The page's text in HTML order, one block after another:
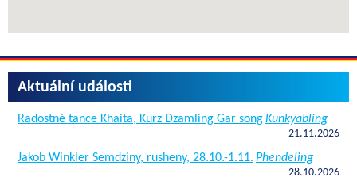
Aktuální události
Radostné tance Khaita, Kurz Dzamling Gar songKunkyabling
21.11.2026
Jakob Winkler Semdziny, rusheny, 28.10.-1.11. Phendeling
28.10.2026